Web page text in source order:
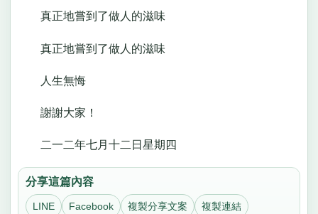
真正地嘗到了做人的滋味
真正地嘗到了做人的滋味
人生無悔
謝謝大家！
二一二年七月十二日星期四
分享這篇內容
LINE Facebook 複製分享文案 複製連結